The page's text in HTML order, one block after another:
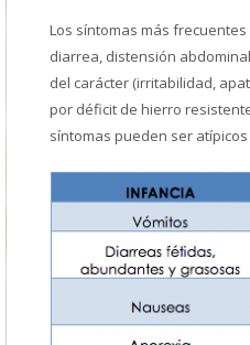
Los síntomas más
diarrea, distensión
del carácter (irritabilidad,
por déficit de hierro
síntomas pueden ser